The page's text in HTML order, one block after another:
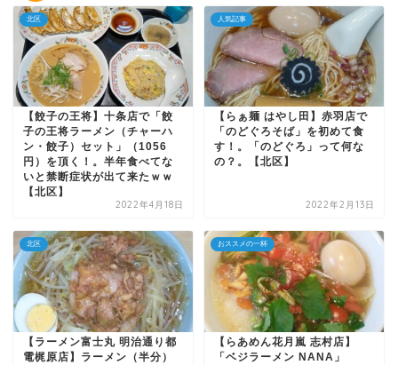
北区
【餃子の王将】十条店で「餃
子の王将ラーメン（チャーハ
ン・餃子）セット」（1056
円）を頂く！。半年食べてな
いと禁断症状が出て来たｗｗ
【北区】
2022年4月18日
人気記事
【らぁ麺 はやし田】赤羽店で
「のどぐろそば」を初めて食
す！。「のどぐろ」って何な
の？。【北区】
2022年2月13日
北区
【ラーメン富士丸 明治通り都
電梶原店】ラーメン（半分）
おススメの一杯
【らあめん花月嵐 志村店】
「ベジラーメン NANA」